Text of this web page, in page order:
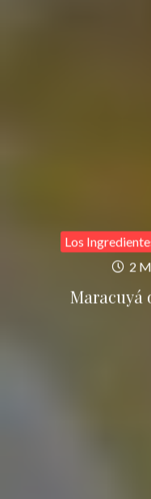
Los
2
Maracuyá